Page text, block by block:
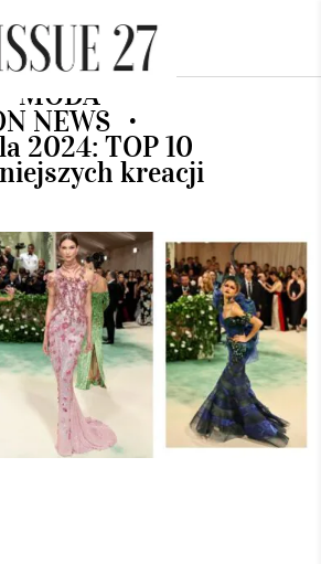
MODA
NEWS •
2024: TOP 10
kreacji